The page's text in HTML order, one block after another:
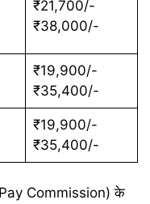
₹21,700/-
₹38,000/-
₹19,900/-
₹35,400/-
₹19,900/-
₹35,400/-
Commission) के